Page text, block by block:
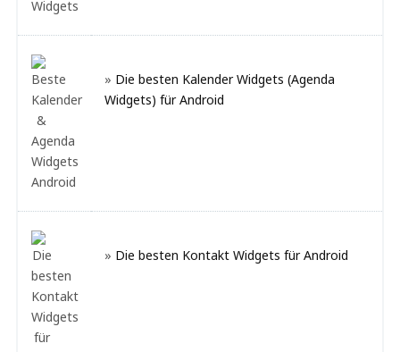
» Die besten Kalender Widgets (Agenda
Widgets) für Android
» Die besten Kontakt Widgets für Android